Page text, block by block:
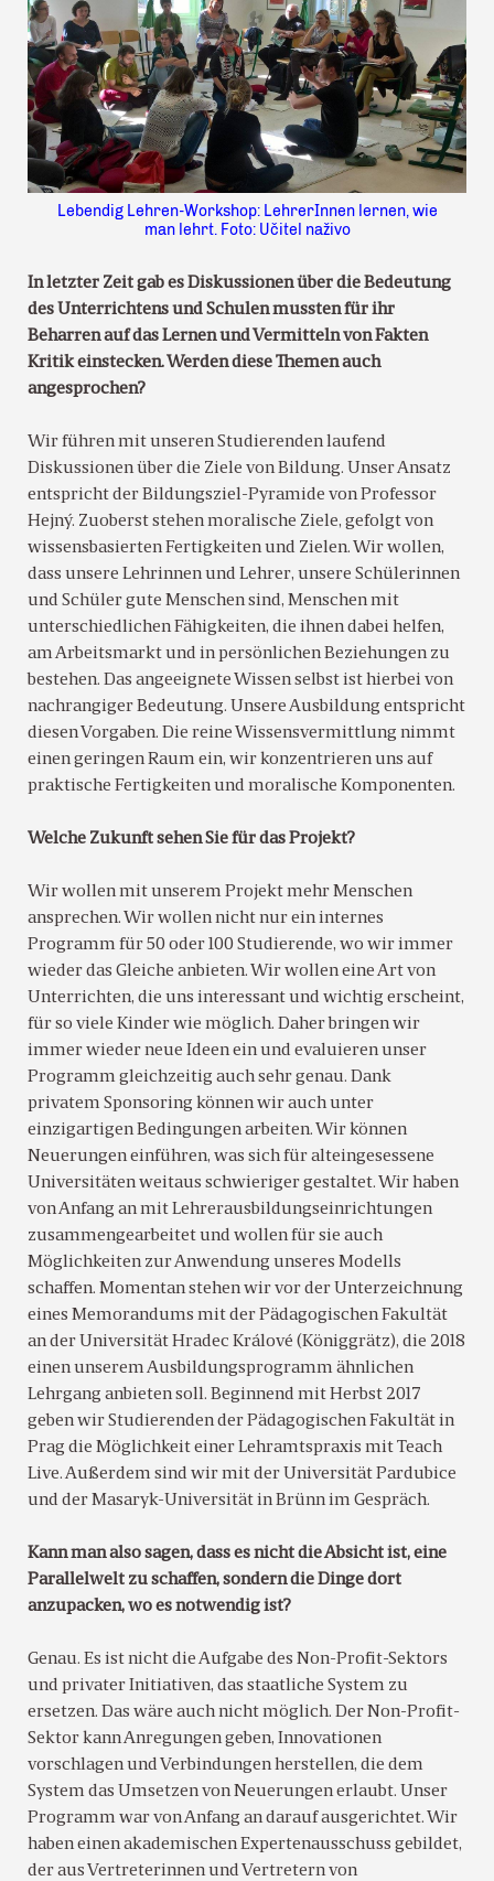
Lebendig Lehren-Workshop: LehrerInnen lernen, wie
man lehrt. Foto: Učitel naživo
In letzter Zeit gab es Diskussionen über die Bedeutung
des Unterrichtens und Schulen mussten für ihr
Beharren auf das Lernen und Vermitteln von Fakten
Kritik einstecken. Werden diese Themen auch
angesprochen?
Wir führen mit unseren Studierenden laufend
Diskussionen über die Ziele von Bildung. Unser Ansatz
entspricht der Bildungsziel-Pyramide von Professor
Hejný. Zuoberst stehen moralische Ziele, gefolgt von
wissensbasierten Fertigkeiten und Zielen. Wir wollen,
dass unsere Lehrinnen und Lehrer, unsere Schülerinnen
und Schüler gute Menschen sind, Menschen mit
unterschiedlichen Fähigkeiten, die ihnen dabei helfen,
am Arbeitsmarkt und in persönlichen Beziehungen zu
bestehen. Das angeeignete Wissen selbst ist hierbei von
nachrangiger Bedeutung. Unsere Ausbildung entspricht
diesen Vorgaben. Die reine Wissensvermittlung nimmt
einen geringen Raum ein, wir konzentrieren uns auf
praktische Fertigkeiten und moralische Komponenten.
Welche Zukunft sehen Sie für das Projekt?
Wir wollen mit unserem Projekt mehr Menschen
ansprechen. Wir wollen nicht nur ein internes
Programm für 50 oder 100 Studierende, wo wir immer
wieder das Gleiche anbieten. Wir wollen eine Art von
Unterrichten, die uns interessant und wichtig erscheint,
für so viele Kinder wie möglich. Daher bringen wir
immer wieder neue Ideen ein und evaluieren unser
Programm gleichzeitig auch sehr genau. Dank
privatem Sponsoring können wir auch unter
einzigartigen Bedingungen arbeiten. Wir können
Neuerungen einführen, was sich für alteingesessene
Universitäten weitaus schwieriger gestaltet. Wir haben
von Anfang an mit Lehrerausbildungseinrichtungen
zusammengearbeitet und wollen für sie auch
Möglichkeiten zur Anwendung unseres Modells
schaffen. Momentan stehen wir vor der Unterzeichnung
eines Memorandums mit der Pädagogischen Fakultät
an der Universität Hradec Králové (Königgrätz), die 2018
einen unserem Ausbildungsprogramm ähnlichen
Lehrgang anbieten soll. Beginnend mit Herbst 2017
geben wir Studierenden der Pädagogischen Fakultät in
Prag die Möglichkeit einer Lehramtspraxis mit Teach
Live. Außerdem sind wir mit der Universität Pardubice
und der Masaryk-Universität in Brünn im Gespräch.
Kann man also sagen, dass es nicht die Absicht ist, eine
Parallelwelt zu schaffen, sondern die Dinge dort
anzupacken, wo es notwendig ist?
Genau. Es ist nicht die Aufgabe des Non-Profit-Sektors
und privater Initiativen, das staatliche System zu
ersetzen. Das wäre auch nicht möglich. Der Non-Profit-
Sektor kann Anregungen geben, Innovationen
vorschlagen und Verbindungen herstellen, die dem
System das Umsetzen von Neuerungen erlaubt. Unser
Programm war von Anfang an darauf ausgerichtet. Wir
haben einen akademischen Expertenausschuss gebildet,
der aus Vertreterinnen und Vertretern von